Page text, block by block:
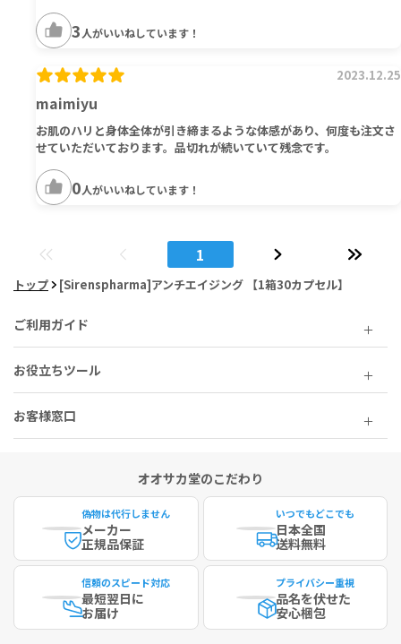
3 人がいいねしています！
maimiyu
2023.12.25
お肌のハリと身体全体が引き締まるような体感があり、何度も注文さ
せていただいております。品切れが続いていて残念です。
0人がいいねしています！
1
トップ [Sirenspharma]アンチエイジング 【1箱30カプセル】
ご利用ガイド
お役立ちツール
お客様窓口
オオサカ堂のこだわり
偽物は代行しません
メーカー
正規品保証
いつでもどこでも
日本全国
送料無料
信頼のスピード対応
最短翌日に
お届け
プライバシー重視
品名を伏せた
安心梱包